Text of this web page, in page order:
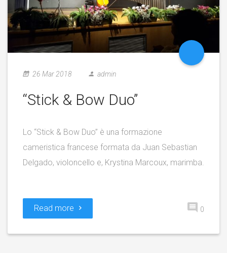
26 Mar 2018 admin
“Stick & Bow Duo”
Lo “Stick & Bow Duo” è una formazione
cameristica francese formata da Juan Sebastian
Delgado, violoncello e, Krystina Marcoux, marimba.
Read more 0